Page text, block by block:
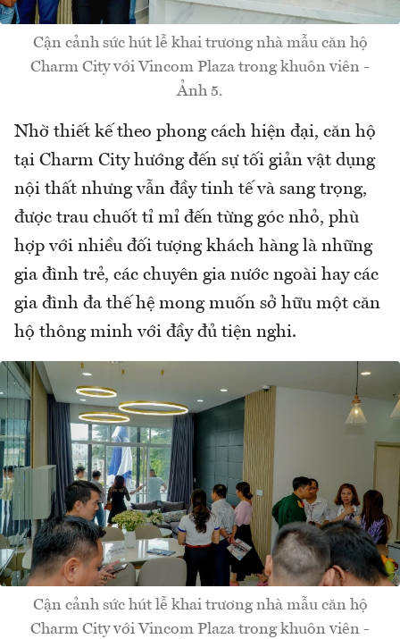
Cận cảnh sức hút lễ khai trương nhà mẫu căn hộ
Charm City với Vincom Plaza trong khuôn viên -
Ảnh 5.
Nhờ thiết kế theo phong cách hiện đại, căn hộ
tại Charm City hướng đến sự tối giản vật dụng
nội thất nhưng vẫn đầy tinh tế và sang trọng,
được trau chuốt tỉ mỉ đến từng góc nhỏ, phù
hợp với nhiều đối tượng khách hàng là những
gia đình trẻ, các chuyên gia nước ngoài hay các
gia đình đa thế hệ mong muốn sở hữu một căn
hộ thông minh với đầy đủ tiện nghi.
Cận cảnh sức hút lễ khai trương nhà mẫu căn hộ
Charm City với Vincom Plaza trong khuôn viên -